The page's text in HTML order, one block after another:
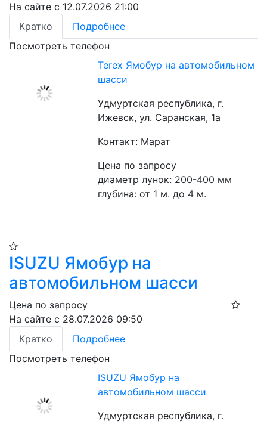
На сайте с 12.07.2026 21:00
Кратко
Подробнее
Посмотреть телефон
Terex Ямобур на автомобильном
шасси
Удмуртская республика, г.
Ижевск, ул. Саранская, 1а
Контакт: Марат
Цена по запросу
диаметр лунок: 200-400 мм
глубина: от 1 м. до 4 м.
ISUZU Ямобур на
автомобильном шасси
Цена по запросу
На сайте с 28.07.2026 09:50
Кратко
Подробнее
Посмотреть телефон
ISUZU Ямобур на
автомобильном шасси
Удмуртская республика, г.